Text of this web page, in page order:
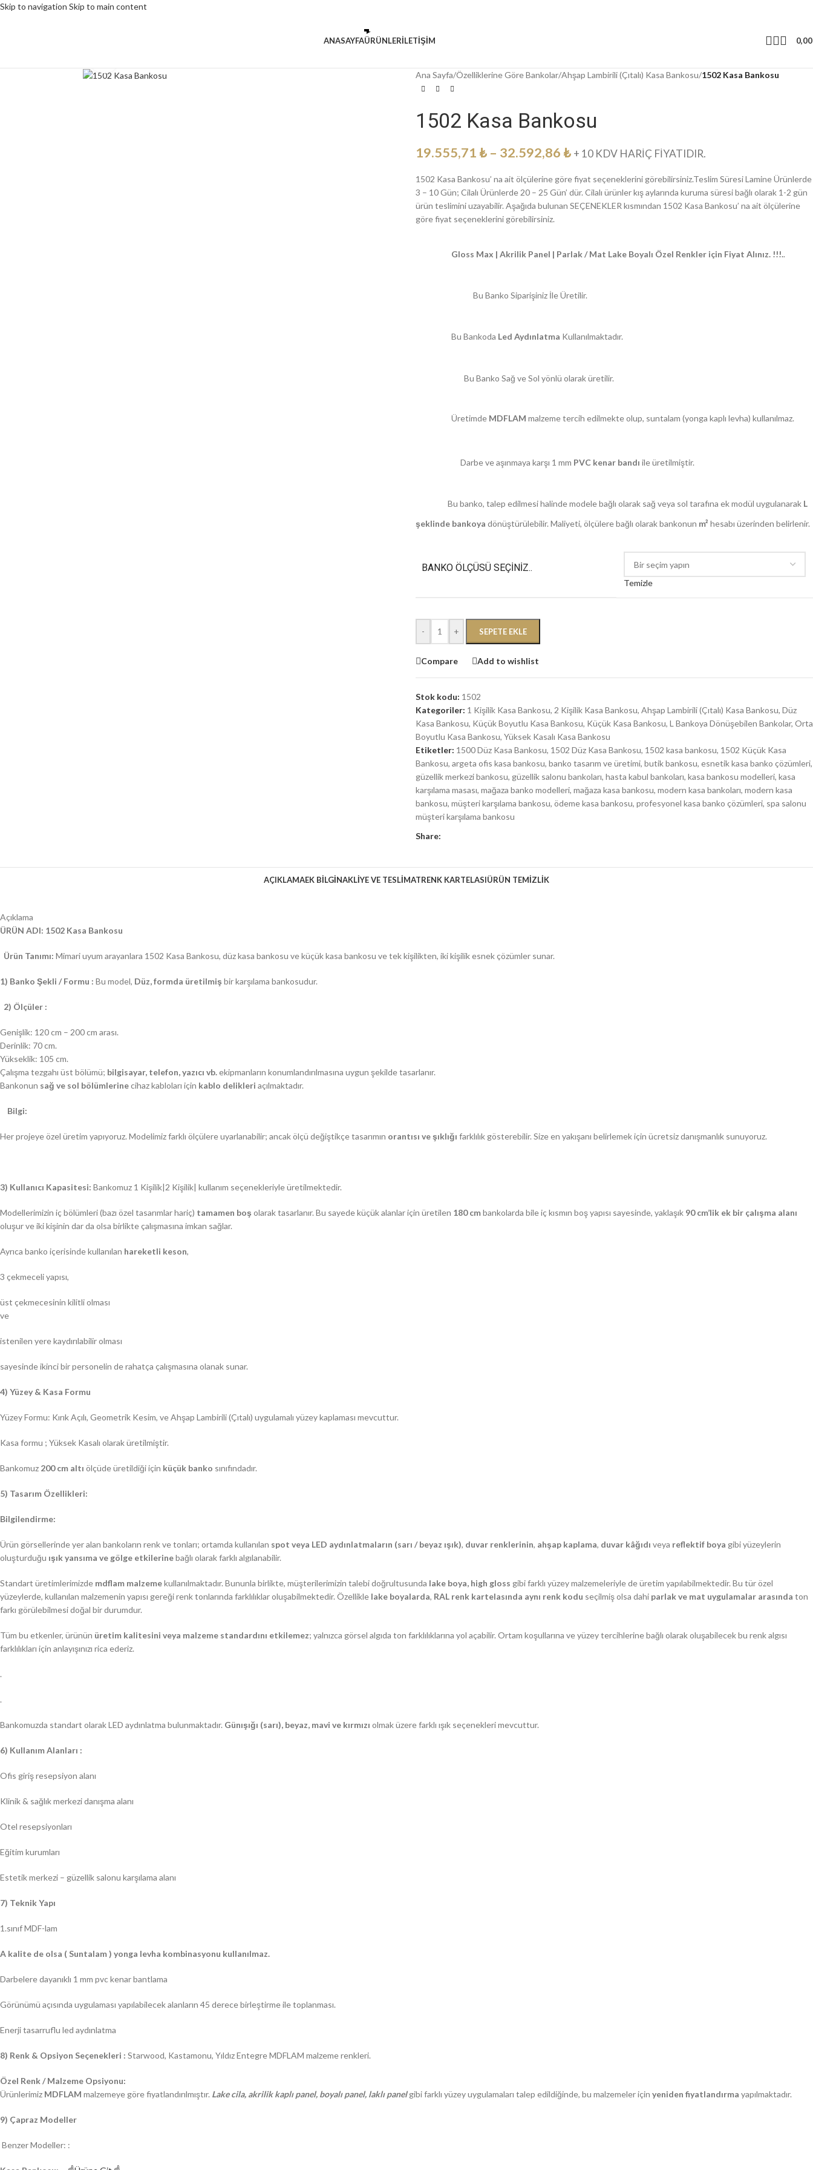
Skip to navigation Skip to main content
ANASAYFAÜRÜNLERILETİŞİM
Ana Sayfa/Özelliklerine Göre Bankolar/Ahşap Lambirili (Çıtalı) Kasa Bankosu/1502 Kasa Bankosu
1502 Kasa Bankosu
19.555,71 ₺ – 32.592,86 ₺ + 10 KDV HARİÇ FİYATIDIR.
1502 Kasa Bankosu’ na ait ölçülerine göre fiyat seçeneklerini görebilirsiniz.Teslim Süresi Lamine Ürünlerde
3 – 10 Gün; Cilalı Ürünlerde 20 – 25 Gün’ dür. Cilalı ürünler kış aylarında kuruma süresi bağlı olarak 1-2 gün
ürün teslimini uzayabilir. Aşağıda bulunan SEÇENEKLER kısmından 1502 Kasa Bankosu’ na ait ölçülerine
göre fiyat seçeneklerini görebilirsiniz.
Gloss Max | Akrilik Panel | Parlak / Mat Lake Boyalı Özel Renkler için Fiyat Alınız. !!!..
Bu Banko Siparişiniz İle Üretilir.
Bu Bankoda Led Aydınlatma Kullanılmaktadır.
Bu Banko Sağ ve Sol yönlü olarak üretilir.
Üretimde MDFLAM malzeme tercih edilmekte olup, suntalam (yonga kaplı levha) kullanılmaz.
Darbe ve aşınmaya karşı 1 mm PVC kenar bandı ile üretilmiştir.
Bu banko, talep edilmesi halinde modele bağlı olarak sağ veya sol tarafına ek modül uygulanarak L
şeklinde bankoya dönüştürülebilir. Maliyeti, ölçülere bağlı olarak bankonun m² hesabı üzerinden belirlenir.
BANKO ÖLÇÜSÜ SEÇINIZ..
Temizle
- + SEPETE EKLE
Compare Add to wishlist
Stok kodu: 1502
Kategoriler: 1 Kişilik Kasa Bankosu, 2 Kişilik Kasa Bankosu, Ahşap Lambirili (Çıtalı) Kasa Bankosu, Düz
Kasa Bankosu, Küçük Boyutlu Kasa Bankosu, Küçük Kasa Bankosu, L Bankoya Dönüşebilen Bankolar, Orta
Boyutlu Kasa Bankosu, Yüksek Kasalı Kasa Bankosu
Etiketler: 1500 Düz Kasa Bankosu, 1502 Düz Kasa Bankosu, 1502 kasa bankosu, 1502 Küçük Kasa
Bankosu, argeta ofis kasa bankosu, banko tasarım ve üretimi, butik bankosu, esnetik kasa banko çözümleri,
güzellik merkezi bankosu, güzellik salonu bankoları, hasta kabul bankoları, kasa bankosu modelleri, kasa
karşılama masası, mağaza banko modelleri, mağaza kasa bankosu, modern kasa bankoları, modern kasa
bankosu, müşteri karşılama bankosu, ödeme kasa bankosu, profesyonel kasa banko çözümleri, spa salonu
müşteri karşılama bankosu
Share:
AÇIKLAMAEK BILGINAKLİYE VE TESLİMATRENK KARTELASIÜRÜN TEMİZLİK
Açıklama
ÜRÜN ADI: 1502 Kasa Bankosu
Ürün Tanımı: Mimari uyum arayanlara 1502 Kasa Bankosu, düz kasa bankosu ve küçük kasa bankosu ve tek kişilikten, iki kişilik esnek çözümler sunar.
1) Banko Şekli / Formu : Bu model, Düz, formda üretilmiş bir karşılama bankosudur.
2) Ölçüler :
Genişlik: 120 cm – 200 cm arası.
Derinlik: 70 cm.
Yükseklik: 105 cm.
Çalışma tezgahı üst bölümü; bilgisayar, telefon, yazıcı vb.ekipmanların konumlandırılmasına uygun şekilde tasarlanır.
Bankonun sağ ve sol bölümlerinecihaz kabloları için kablo delikleri açılmaktadır.
Bilgi:
Her projeye özel üretim yapıyoruz. Modelimiz farklı ölçülere uyarlanabilir; ancak ölçü değiştikçe tasarımın orantısı ve şıklığı farklılık gösterebilir. Size en yakışanı belirlemek için ücretsiz danışmanlık sunuyoruz.
3) Kullanıcı Kapasitesi: Bankomuz 1 Kişilik|2 Kişilik| kullanım seçenekleriyle üretilmektedir.
Modellerimizin iç bölümleri (bazı özel tasarımlar hariç) tamamen boş olarak tasarlanır. Bu sayede küçük alanlar için üretilen 180 cmbankolarda bile iç kısmın boş yapısı sayesinde, yaklaşık 90 cm’lik ek bir çalışma alanı
oluşur ve iki kişinin dar da olsa birlikte çalışmasına imkan sağlar.
Ayrıca banko içerisinde kullanılan hareketli keson,
3 çekmeceli yapısı,
üst çekmecesinin kilitli olması
ve
istenilen yere kaydırılabilir olması
sayesinde ikinci bir personelin de rahatça çalışmasına olanak sunar.
4) Yüzey & Kasa Formu
Yüzey Formu: Kırık Açılı, Geometrik Kesim, ve Ahşap Lambirili (Çıtalı) uygulamalı yüzey kaplaması mevcuttur.
Kasa formu ; Yüksek Kasalı olarak üretilmiştir.
Bankomuz 200 cm altı ölçüde üretildiği için küçük banko sınıfındadır.
5) Tasarım Özellikleri:
Bilgilendirme:
Ürün görsellerinde yer alan bankoların renk ve tonları; ortamda kullanılan spot veya LED aydınlatmaların (sarı / beyaz ışık), duvar renklerinin, ahşap kaplama, duvar kâğıdı veya reflektif boya gibi yüzeylerin
oluşturduğu ışık yansıma ve gölge etkilerinebağlı olarak farklı algılanabilir.
Standart üretimlerimizde mdflam malzemekullanılmaktadır. Bununla birlikte, müşterilerimizin talebi doğrultusunda lake boya, high gloss gibi farklı yüzey malzemeleriyle de üretim yapılabilmektedir. Bu tür özel
yüzeylerde, kullanılan malzemenin yapısı gereği renk tonlarında farklılıklar oluşabilmektedir. Özellikle lake boyalarda, RAL renk kartelasında aynı renk kodu seçilmiş olsa dahi parlak ve mat uygulamalar arasında ton
farkı görülebilmesi doğal bir durumdur.
Tüm bu etkenler, ürünün üretim kalitesini veya malzeme standardını etkilemez; yalnızca görsel algıda ton farklılıklarına yol açabilir. Ortam koşullarına ve yüzey tercihlerine bağlı olarak oluşabilecek bu renk algısı
farklılıkları için anlayışınızı rica ederiz.
.
.
Bankomuzda standart olarak LED aydınlatma bulunmaktadır. Günışığı (sarı), beyaz, mavi ve kırmızı olmak üzere farklı ışık seçenekleri mevcuttur.
6) Kullanım Alanları :
Ofis giriş resepsiyon alanı
Klinik & sağlık merkezi danışma alanı
Otel resepsiyonları
Eğitim kurumları
Estetik merkezi – güzellik salonu karşılama alanı
7) Teknik Yapı
1.sınıf MDF-lam
A kalite de olsa ( Suntalam ) yonga levha kombinasyonu kullanılmaz.
Darbelere dayanıklı 1 mm pvc kenar bantlama
Görünümü açısında uygulaması yapılabilecek alanların 45 derece birleştirme ile toplanması.
Enerji tasarruflu led aydınlatma
8) Renk & Opsiyon Seçenekleri : Starwood, Kastamonu, Yıldız Entegre MDFLAM malzeme renkleri.
Özel Renk / Malzeme Opsiyonu:
Ürünlerimiz MDFLAM malzemeye göre fiyatlandırılmıştır. Lake cila, akrilik kaplı panel, boyalı panel, laklı panel gibi farklı yüzey uygulamaları talep edildiğinde, bu malzemeler için yeniden fiyatlandırma yapılmaktadır.
9) Çapraz Modeller
Benzer Modeller: :